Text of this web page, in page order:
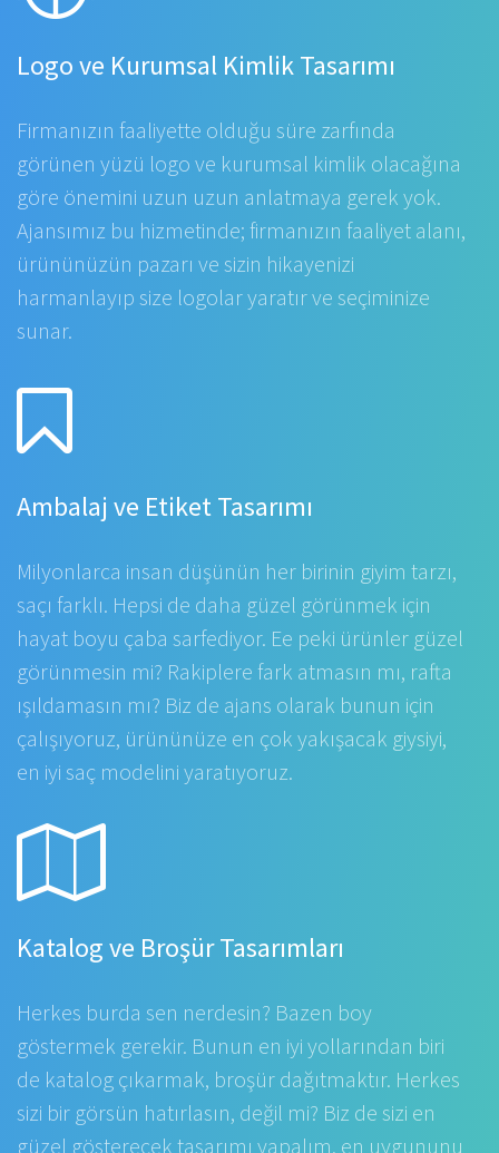
Logo ve Kurumsal Kimlik Tasarımı
Firmanızın faaliyette olduğu süre zarfında
görünen yüzü logo ve kurumsal kimlik olacağına
göre önemini uzun uzun anlatmaya gerek yok.
Ajansımız bu hizmetinde; firmanızın faaliyet alanı,
ürününüzün pazarı ve sizin hikayenizi
harmanlayıp size logolar yaratır ve seçiminize
sunar.
Ambalaj ve Etiket Tasarımı
Milyonlarca insan düşünün her birinin giyim tarzı,
saçı farklı. Hepsi de daha güzel görünmek için
hayat boyu çaba sarfediyor. Ee peki ürünler güzel
görünmesin mi? Rakiplere fark atmasın mı, rafta
ışıldamasın mı? Biz de ajans olarak bunun için
çalışıyoruz, ürününüze en çok yakışacak giysiyi,
en iyi saç modelini yaratıyoruz.
Katalog ve Broşür Tasarımları
Herkes burda sen nerdesin? Bazen boy
göstermek gerekir. Bunun en iyi yollarından biri
de katalog çıkarmak, broşür dağıtmaktır. Herkes
sizi bir görsün hatırlasın, değil mi? Biz de sizi en
güzel gösterecek tasarımı yapalım, en uygununu